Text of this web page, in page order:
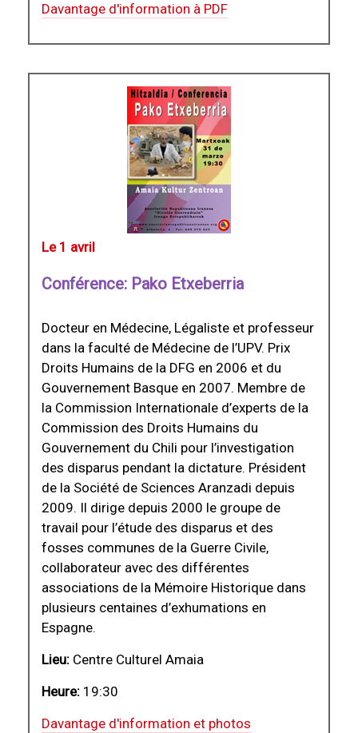
Davantage d'information à PDF
Le 1 avril
Conférence: Pako Etxeberria
Docteur en Médecine, Légaliste et professeur
dans la faculté de Médecine de l’UPV. Prix
Droits Humains de la DFG en 2006 et du
Gouvernement Basque en 2007. Membre de
la Commission Internationale d’experts de la
Commission des Droits Humains du
Gouvernement du Chili pour l’investigation
des disparus pendant la dictature. Président
de la Société de Sciences Aranzadi depuis
2009. Il dirige depuis 2000 le groupe de
travail pour l’étude des disparus et des
fosses communes de la Guerre Civile,
collaborateur avec des différentes
associations de la Mémoire Historique dans
plusieurs centaines d’exhumations en
Espagne.
Lieu: Centre Culturel Amaia
Heure: 19:30
Davantage d'information et photos